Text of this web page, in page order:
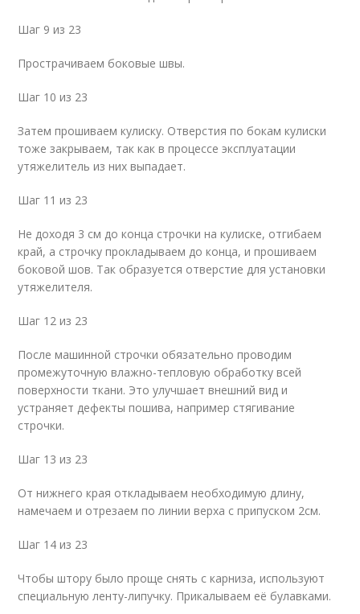
Шаг 9 из 23
Прострачиваем боковые швы.
Шаг 10 из 23
Затем прошиваем кулиску. Отверстия по бокам кулиски
тоже закрываем, так как в процессе эксплуатации
утяжелитель из них выпадает.
Шаг 11 из 23
Не доходя 3 см до конца строчки на кулиске, отгибаем
край, а строчку прокладываем до конца, и прошиваем
боковой шов. Так образуется отверстие для установки
утяжелителя.
Шаг 12 из 23
После машинной строчки обязательно проводим
промежуточную влажно-тепловую обработку всей
поверхности ткани. Это улучшает внешний вид и
устраняет дефекты пошива, например стягивание
строчки.
Шаг 13 из 23
От нижнего края откладываем необходимую длину,
намечаем и отрезаем по линии верха с припуском 2см.
Шаг 14 из 23
Чтобы штору было проще снять с карниза, используют
специальную ленту-липучку. Прикалываем её булавками.